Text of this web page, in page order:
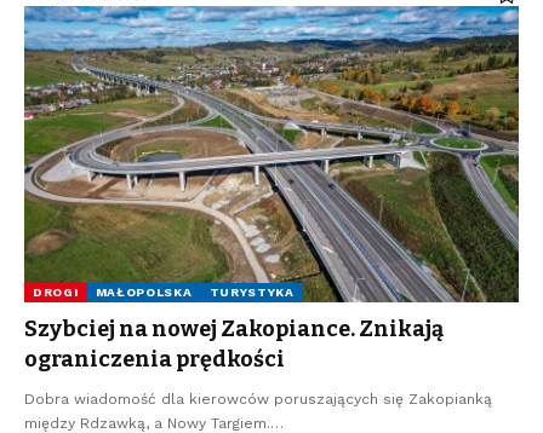
DROGI MAŁOPOLSKA TURYSTYKA
Szybciej na nowej Zakopiance. Znikają
ograniczenia prędkości
Dobra wiadomość dla kierowców poruszających się Zakopianką
między Rdzawką, a Nowy Targiem.…